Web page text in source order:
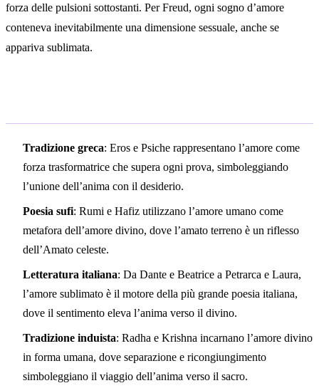
forza delle pulsioni sottostanti. Per Freud, ogni sogno d’amore
conteneva inevitabilmente una dimensione sessuale, anche se
appariva sublimata.
Tradizione greca: Eros e Psiche rappresentano l’amore come
forza trasformatrice che supera ogni prova, simboleggiando
l’unione dell’anima con il desiderio.
Poesia sufi: Rumi e Hafiz utilizzano l’amore umano come
metafora dell’amore divino, dove l’amato terreno è un riflesso
dell’Amato celeste.
Letteratura italiana: Da Dante e Beatrice a Petrarca e Laura,
l’amore sublimato è il motore della più grande poesia italiana,
dove il sentimento eleva l’anima verso il divino.
Tradizione induista: Radha e Krishna incarnano l’amore divino
in forma umana, dove separazione e ricongiungimento
simboleggiano il viaggio dell’anima verso il sacro.